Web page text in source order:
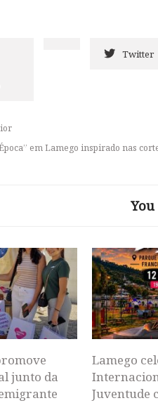
Twitter
em Lamego inspirado nas
junto da
Lamego
Juventude